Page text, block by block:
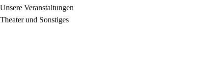
Unsere Veranstaltungen
Theater und Sonstiges